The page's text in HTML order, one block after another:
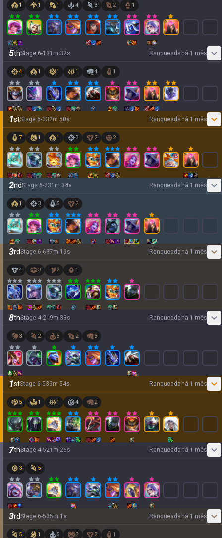
1 1 1 4 3 2 1
5thStage 6-1 31 m 32s Ranqueada há 1 mês
4 1 1 1 4 1
1stStage 6-332m 50s Ranqueada há 1 mês
7 1 1 3 2 2
2ndStage 6-231 m 34s Ranqueada há 1 mês
1 3 5 2
3rdStage 6-637m 19s Ranqueada há 1 mês
4 3 2 1
8thStage 4-219m 33s Ranqueada há 1 mês
3 2 3 2 3
1stStage 6-533m 54s Ranqueada há 1 mês
5 1 1 4 2
7thStage 4-521 m 26s Ranqueada há 1 mês
3 5
3rdStage 6-535m 1 s Ranqueada há 1 mês
5 1 5 3 2 1